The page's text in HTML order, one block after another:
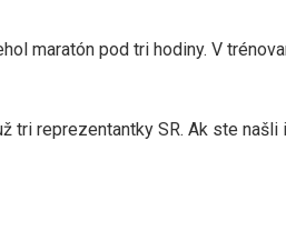
maratón pod tri hodiny. V
reprezentantky SR. Ak ste